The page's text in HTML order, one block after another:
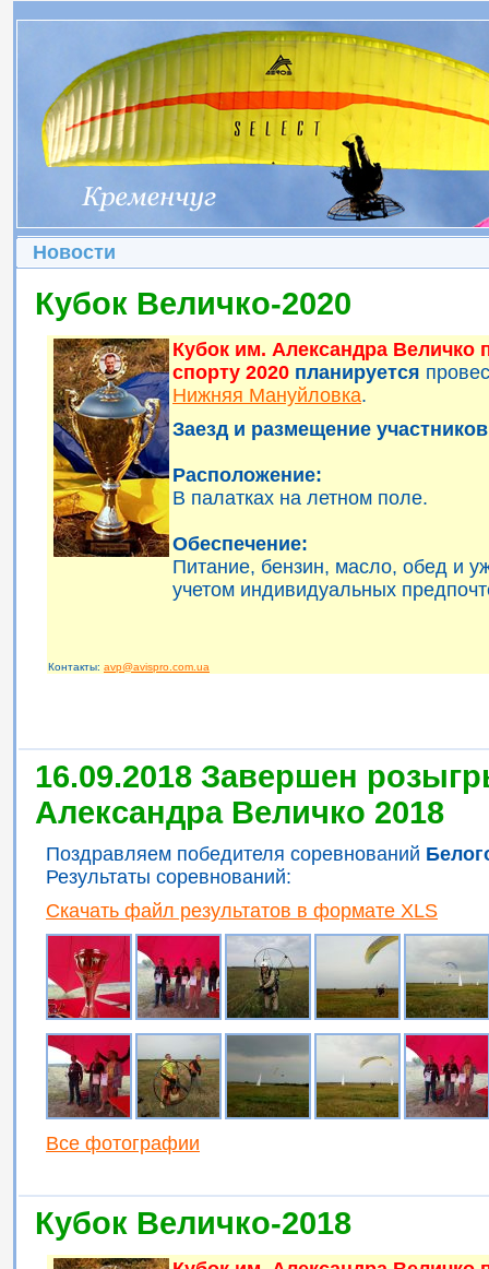
Новости
Кубок Величко-2020
Кубок им. Александра Величко
спорту 2020 планируется
Нижняя Мануйловка.
Заезд и размещение
Расположение:
В палатках на летном поле.
Обеспечение:
Питание, бензин, масло, обед и
учетом индивидуальных
Контакты: avp@avispro.com.ua
16.09.2018 Завершен
Александра Величко 2018
Поздравляем победителя соревнований
Результаты соревнований:
Скачать файл результатов в формате XLS
Все фотографии
Кубок Величко-2018